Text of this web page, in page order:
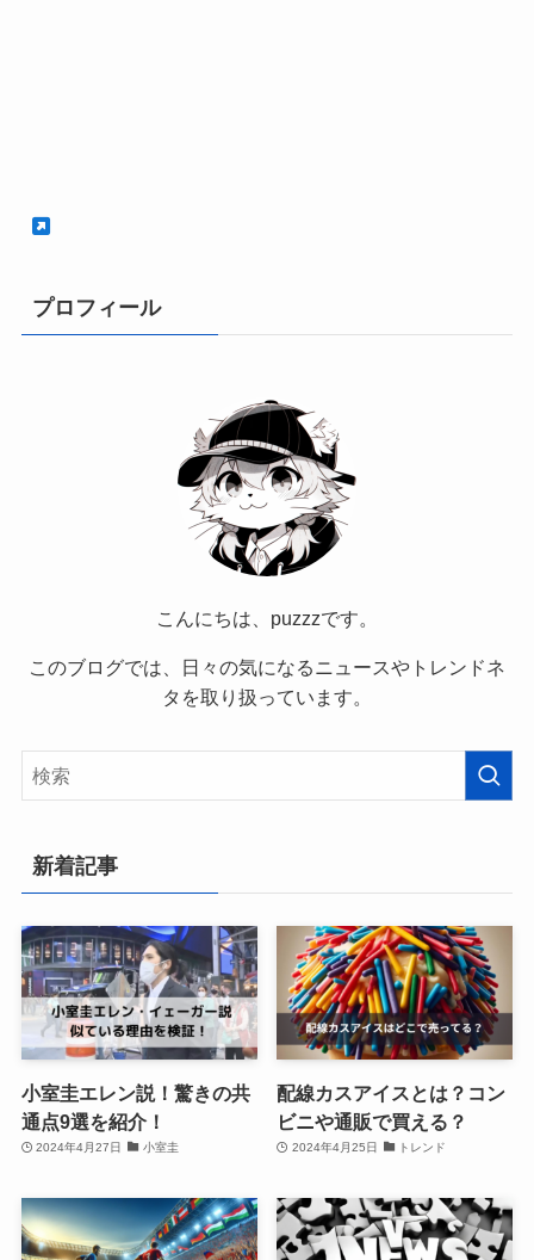
プロフィール
こんにちは、puzzzです。
このブログでは、日々の気になるニュースやトレンドネ
タを取り扱っています。
新着記事
小室圭エレン説！驚きの共
通点9選を紹介！
2024年4月27日 小室圭
配線カスアイスとは？コン
ビニや通販で買える？
2024年4月25日 トレンド